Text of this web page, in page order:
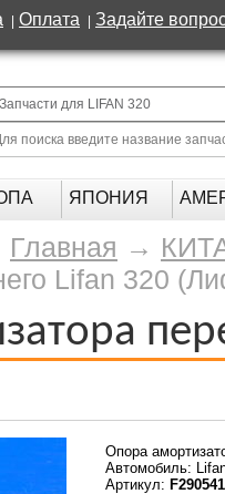
Оплата Задайте
ЯПОНИЯ
Главная →
Lifan 320
Опора
Автомобиль:
Артикул: